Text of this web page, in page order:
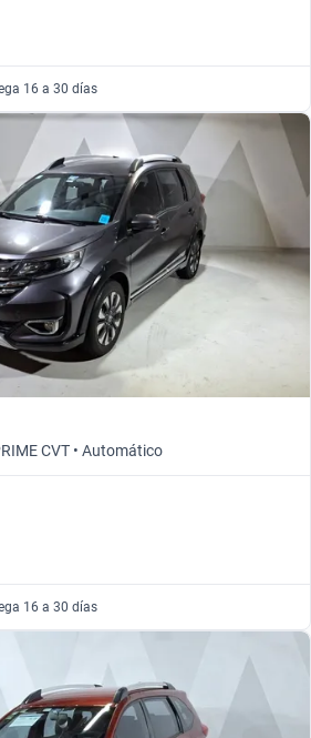
16 a 30 días
CVT • Automático
16 a 30 días